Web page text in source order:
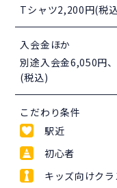
Tシャツ2,200円(税
入会金ほか
別途入会金6,050円
(税込)
こだわり条件
駅近
初心者
キッズ向けクラ